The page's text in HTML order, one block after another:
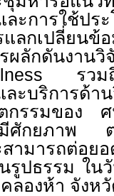
การใช้ประ
ลกเปลี่ยนข้
ผลักดันงาน
รวม
ละบริการด้า
ตกรรมของ
กยภาพ ตอ
ารถต่อยอด
รูปธรรม ใน
ลองห้า จังห